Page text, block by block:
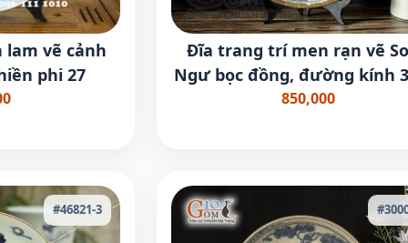
vẽ cảnh
phi 27
Đĩa trang trí men rạn vẽ
Ngư bọc đồng, đường kính
850,000
#46821-3